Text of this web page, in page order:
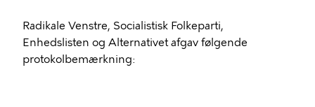
Radikale Venstre, Socialistisk Folkeparti,
Enhedslisten og Alternativet afgav følgende
protokolbemærkning: